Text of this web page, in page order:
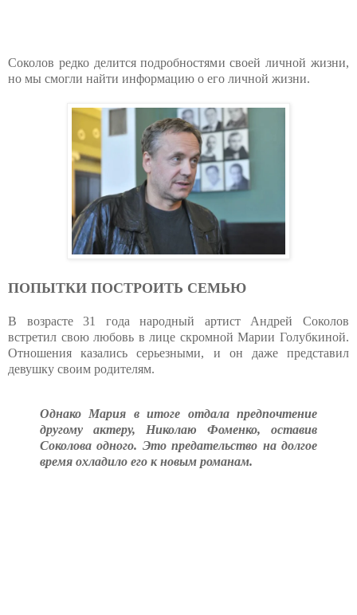
Соколов редко делится подробностями своей личной жизни,
но мы смогли найти информацию о его личной жизни.
ПОПЫТКИ ПОСТРОИТЬ СЕМЬЮ
В возрасте 31 года народный артист Андрей Соколов
встретил свою любовь в лице скромной Марии Голубкиной.
Отношения казались серьезными, и он даже представил
девушку своим родителям.
Однако Мария в итоге отдала предпочтение
другому актеру, Николаю Фоменко, оставив
Соколова одного. Это предательство на долгое
время охладило его к новым романам.